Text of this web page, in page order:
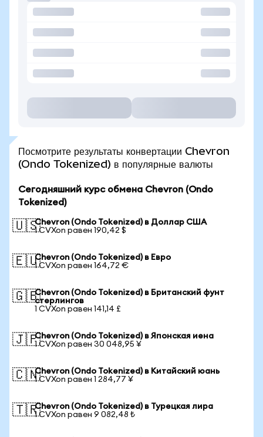
Посмотрите результаты конвертации Chevron
(Ondo Tokenized) в популярные валюты
Сегодняшний курс обмена Chevron (Ondo
Tokenized)
🇺🇸Chevron (Ondo Tokenized) в Доллар США
1 CVXon равен 190,42 $
🇪🇺Chevron (Ondo Tokenized) в Евро
1 CVXon равен 164,72 €
🇬🇧Chevron (Ondo Tokenized) в Британский фунт
стерлингов
1 CVXon равен 141,14 £
🇯🇵Chevron (Ondo Tokenized) в Японская иена
1 CVXon равен 30 048,95 ¥
🇨🇳Chevron (Ondo Tokenized) в Китайский юань
1 CVXon равен 1 284,77 ¥
🇹🇷Chevron (Ondo Tokenized) в Турецкая лира
1 CVXon равен 9 082,48 ₺